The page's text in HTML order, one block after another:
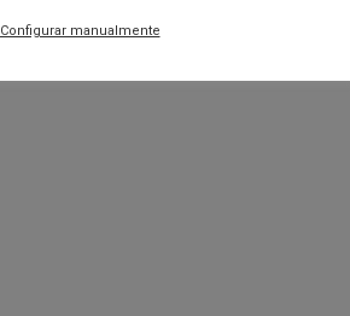
Configurar manualmente